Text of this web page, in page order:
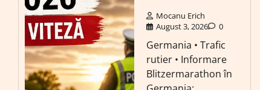
Mocanu Erich
August 3, 2026
0
Germania • Trafic
rutier • Informare
Blitzermarathon în